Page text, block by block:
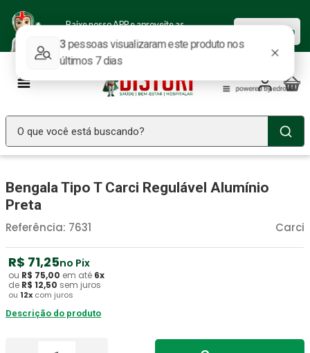
Baixe nosso APP e aproveite as
Baixar agora
O que você está buscando?
Bengala Tipo T Carci Regulável Alumínio
Preta
Carci
Referência: 7631
R$ 71,25no Pix
ou R$ 75,00 em até 6x
de R$ 12,50 sem juros
ou 12x com juros
Descrição do produto
1º Seringa Insulina
2º
3 º Luva Latex
4º Estetoscopio Littmann
5 º Littmann
º Absorvente Geriatrico